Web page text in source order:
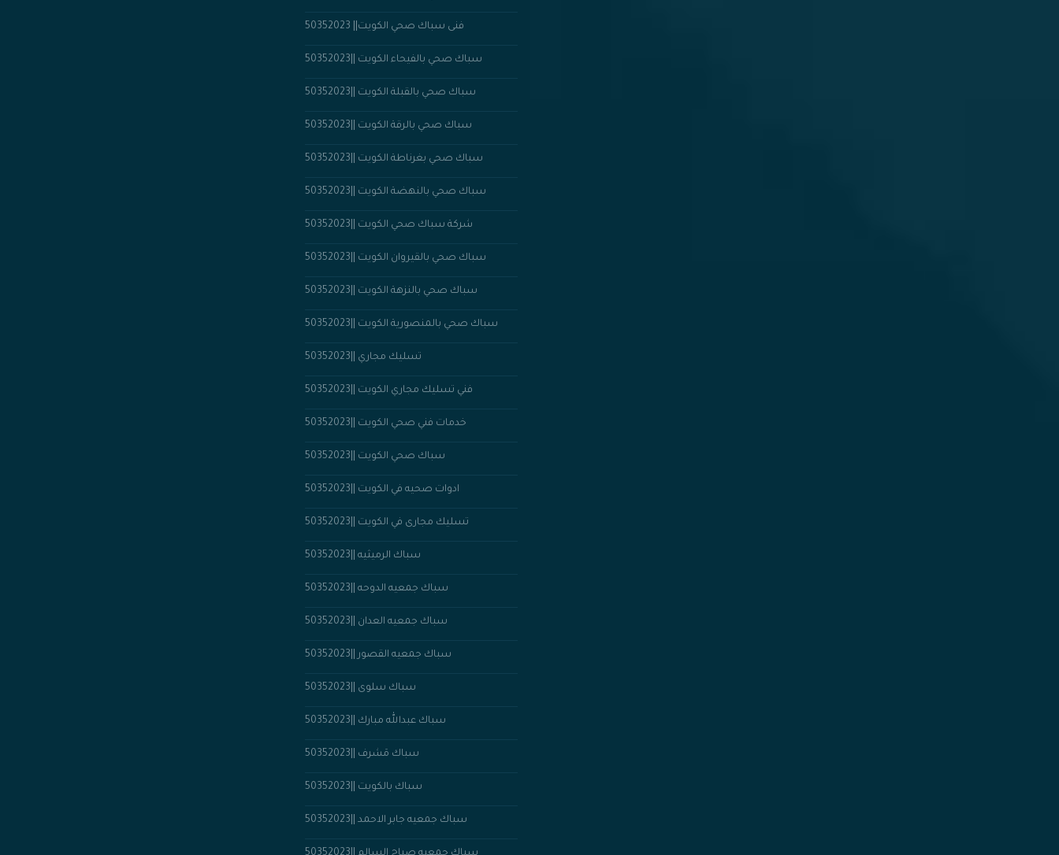
50352023 ||فنى سباك صحي الكويت
سباك صحي بالفيحاء الكويت ||50352023
سباك صحي بالقبلة الكويت ||50352023
سباك صحي بالرقة الكويت ||50352023
سباك صحي بغرناطة الكويت ||50352023
سباك صحي بالنهضة الكويت ||50352023
شركة سباك صحي الكويت ||50352023
سباك صحي بالقيروان الكويت ||50352023
سباك صحي بالنزهة الكويت ||50352023
سباك صحي بالمنصورية الكويت ||50352023
تسليك مجاري ||50352023
فني تسليك مجاري الكويت ||50352023
خدمات فني صحي الكويت ||50352023
سباك صحي الكويت ||50352023
ادوات صحيه في الكويت ||50352023
تسليك مجارى في الكويت ||50352023
سباك الرميثيه ||50352023
سباك جمعيه الدوحه ||50352023
سباك جمعيه العدان ||50352023
سباك جمعيه القصور ||50352023
سباك سلوى ||50352023
سباك عبدالله مبارك ||50352023
سباك مَشرف ||50352023
سباك بالكويت ||50352023
سباك جمعيه جابر الاحمد ||50352023